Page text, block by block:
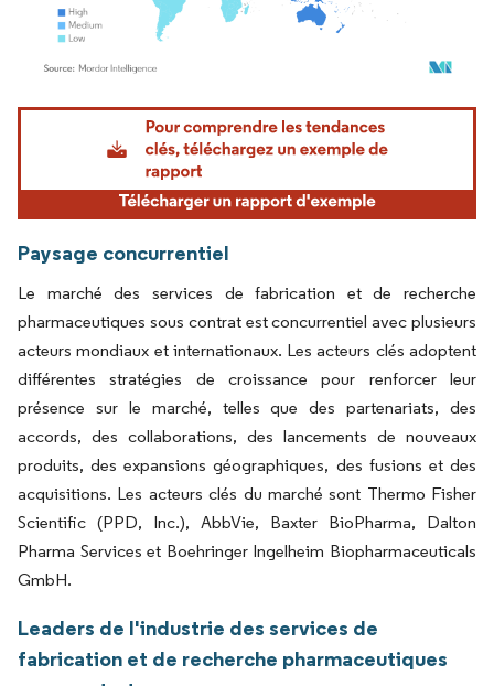
Image © Mordor Intelligence. La réutilisation nécessite une attribution sous CC BY
Paysage concurrentiel
Le marché des services de fabrication et de recherche
pharmaceutiques sous contrat est concurrentiel avec plusieurs
acteurs mondiaux et internationaux. Les acteurs clés adoptent
différentes stratégies de croissance pour renforcer leur
présence sur le marché, telles que des partenariats, des
accords, des collaborations, des lancements de nouveaux
produits, des expansions géographiques, des fusions et des
acquisitions. Les acteurs clés du marché sont Thermo Fisher
Scientific (PPD, Inc.), AbbVie, Baxter BioPharma, Dalton
Pharma Services et Boehringer Ingelheim Biopharmaceuticals
GmbH.
Leaders de l'industrie des services de
fabrication et de recherche pharmaceutiques